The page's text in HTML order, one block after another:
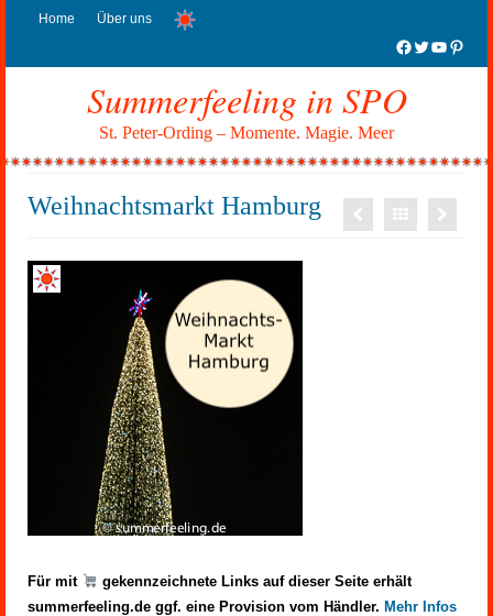
Home Über uns
Facebook
Twitter
Summerfeeling in SPO
St. Peter-Ording – Momente. Magie. Meer
Weihnachtsmarkt Hamburg
Für mit
gekennzeichnete Links auf dieser Seite erhält
summerfeeling.de ggf. eine Provision vom Händler. Mehr Infos